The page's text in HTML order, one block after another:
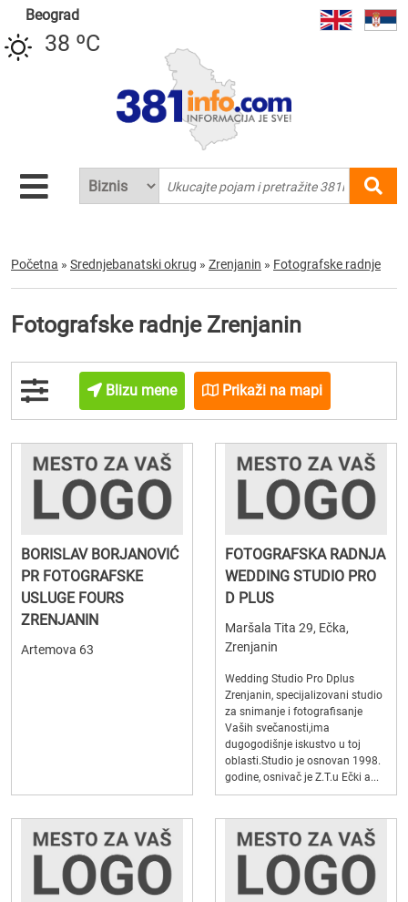
Beograd
38 ºC
Početna » Srednjebanatski okrug » Zrenjanin » Fotografske radnje
Fotografske radnje Zrenjanin
Blizu mene Prikaži na mapi
BORISLAV BORJANOVIĆ
PR FOTOGRAFSKE
USLUGE FOURS
ZRENJANIN
Artemova 63
FOTOGRAFSKA RADNJA
WEDDING STUDIO PRO
D PLUS
Maršala Tita 29, Ečka,
Zrenjanin
Wedding Studio Pro Dplus
Zrenjanin, specijalizovani studio
za snimanje i fotografisanje
Vaših svečanosti,ima
dugogodišnje iskustvo u toj
oblasti.Studio je osnovan 1998.
godine, osnivač je Z.T.u Ečki a...